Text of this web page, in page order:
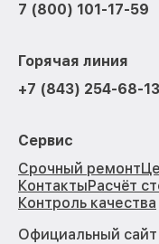
7 (800) 101-17-59
Горячая линия
+7 (843) 254-68-13
Сервис
Срочный ремонт
КонтактыРасчёт
Контроль качества
Официальный сайт